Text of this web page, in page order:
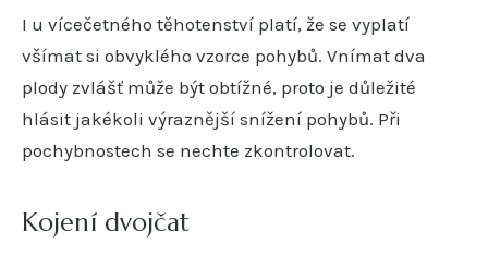
I u vícečetného těhotenství platí, že se vyplatí
všímat si obvyklého vzorce pohybů. Vnímat dva
plody zvlášť může být obtížné, proto je důležité
hlásit jakékoli výraznější snížení pohybů. Při
pochybnostech se nechte zkontrolovat.
Kojení dvojčat